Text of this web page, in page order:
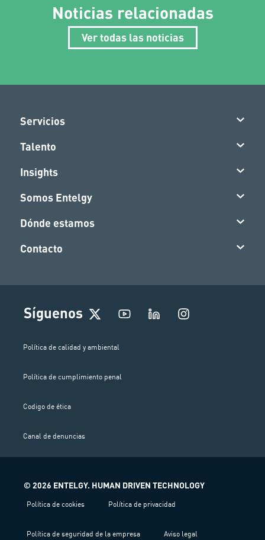
Noticias relacionadas
Ver todas las noticias
Servicios
Talento
Insights
Somos Entelgy
Dónde estamos
Contacto
Síguenos
I
n
Política de calidad y ambiental
Política de cumplimiento penal
Codigo de ética
Canal de denuncias
© 2026 ENTELGY. HUMAN DRIVEN TECHNOLOGY
Política de cookies Política de privacidad
Política de seguridad de la empresa Aviso legal